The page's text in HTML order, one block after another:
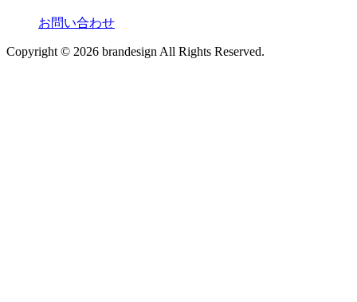
お問い合わせ
Copyright © 2026 brandesign All Rights Reserved.